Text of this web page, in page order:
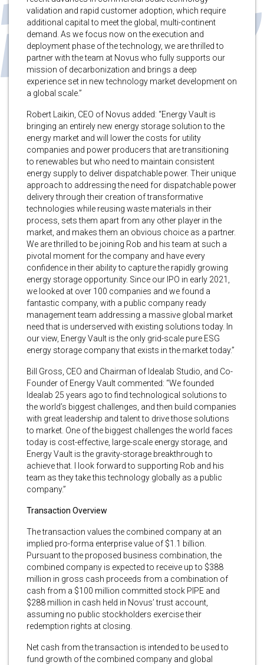
validation and rapid customer adoption, which require
additional capital to meet the global, multi-continent
demand. As we focus now on the execution and
deployment phase of the technology, we are thrilled to
partner with the team at Novus who fully supports our
mission of decarbonization and brings a deep
experience set in new technology market development on
a global scale.”
Robert Laikin, CEO of Novus added: “Energy Vault is
bringing an entirely new energy storage solution to the
energy market and will lower the costs for utility
companies and power producers that are transitioning
to renewables but who need to maintain consistent
energy supply to deliver dispatchable power. Their unique
approach to addressing the need for dispatchable power
delivery through their creation of transformative
technologies while reusing waste materials in their
process, sets them apart from any other player in the
market, and makes them an obvious choice as a partner.
We are thrilled to be joining Rob and his team at such a
pivotal moment for the company and have every
confidence in their ability to capture the rapidly growing
energy storage opportunity. Since our IPO in early 2021,
we looked at over 100 companies and we found a
fantastic company, with a public company ready
management team addressing a massive global market
need that is underserved with existing solutions today. In
our view, Energy Vault is the only grid-scale pure ESG
energy storage company that exists in the market today.”
Bill Gross, CEO and Chairman of Idealab Studio, and Co-
Founder of Energy Vault commented: “We founded
Idealab 25 years ago to find technological solutions to
the world’s biggest challenges, and then build companies
with great leadership and talent to drive those solutions
to market. One of the biggest challenges the world faces
today is cost-effective, large-scale energy storage, and
Energy Vault is the gravity-storage breakthrough to
achieve that. I look forward to supporting Rob and his
team as they take this technology globally as a public
company.”
Transaction Overview
The transaction values the combined company at an
implied pro-forma enterprise value of $1.1 billion.
Pursuant to the proposed business combination, the
combined company is expected to receive up to $388
million in gross cash proceeds from a combination of
cash from a $100 million committed stock PIPE and
$288 million in cash held in Novus’ trust account,
assuming no public stockholders exercise their
redemption rights at closing.
Net cash from the transaction is intended to be used to
fund growth of the combined company and global